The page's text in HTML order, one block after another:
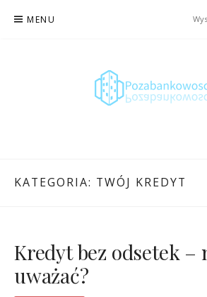
MENU
POŻYCZKACH I
KATEGORIA: TWÓJ KREDYT
Kredyt bez odsetek –
uważać?